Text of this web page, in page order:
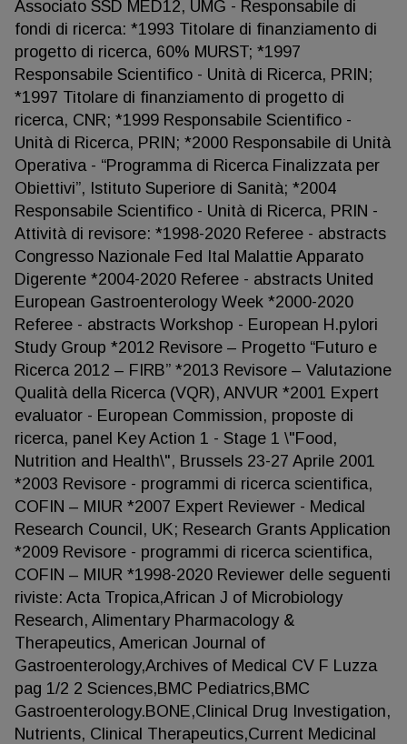
Associato SSD MED12, UMG - Responsabile di
fondi di ricerca: *1993 Titolare di finanziamento di
progetto di ricerca, 60% MURST; *1997
Responsabile Scientifico - Unità di Ricerca, PRIN;
*1997 Titolare di finanziamento di progetto di
ricerca, CNR; *1999 Responsabile Scientifico -
Unità di Ricerca, PRIN; *2000 Responsabile di Unità
Operativa - “Programma di Ricerca Finalizzata per
Obiettivi”, Istituto Superiore di Sanità; *2004
Responsabile Scientifico - Unità di Ricerca, PRIN -
Attività di revisore: *1998-2020 Referee - abstracts
Congresso Nazionale Fed Ital Malattie Apparato
Digerente *2004-2020 Referee - abstracts United
European Gastroenterology Week *2000-2020
Referee - abstracts Workshop - European H.pylori
Study Group *2012 Revisore – Progetto “Futuro e
Ricerca 2012 – FIRB” *2013 Revisore – Valutazione
Qualità della Ricerca (VQR), ANVUR *2001 Expert
evaluator - European Commission, proposte di
ricerca, panel Key Action 1 - Stage 1 \"Food,
Nutrition and Health\", Brussels 23-27 Aprile 2001
*2003 Revisore - programmi di ricerca scientifica,
COFIN – MIUR *2007 Expert Reviewer - Medical
Research Council, UK; Research Grants Application
*2009 Revisore - programmi di ricerca scientifica,
COFIN – MIUR *1998-2020 Reviewer delle seguenti
riviste: Acta Tropica,African J of Microbiology
Research, Alimentary Pharmacology &
Therapeutics, American Journal of
Gastroenterology,Archives of Medical CV F Luzza
pag 1/2 2 Sciences,BMC Pediatrics,BMC
Gastroenterology.BONE,Clinical Drug Investigation,
Nutrients, Clinical Therapeutics,Current Medicinal